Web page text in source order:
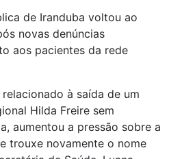
de Iranduba voltou ao
novas denúncias
aos pacientes da rede
à saída de um
Hilda Freire sem
aumentou a pressão sobre a
trouxe novamente o nome